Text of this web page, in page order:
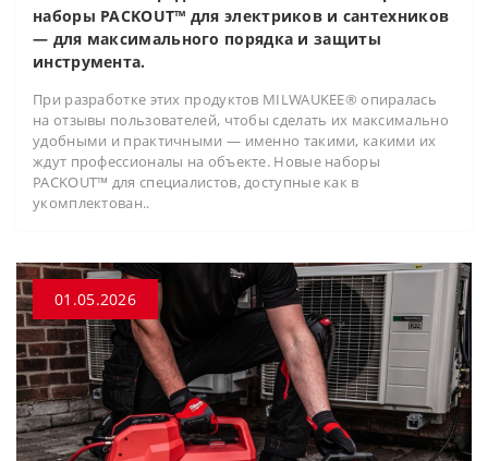
наборы PACKOUT™ для электриков и сантехников
— для максимального порядка и защиты
инструмента.
При разработке этих продуктов MILWAUKEE® опиралась
на отзывы пользователей, чтобы сделать их максимально
удобными и практичными — именно такими, какими их
ждут профессионалы на объекте. Новые наборы
PACKOUT™ для специалистов, доступные как в
укомплектован..
01.05.2026